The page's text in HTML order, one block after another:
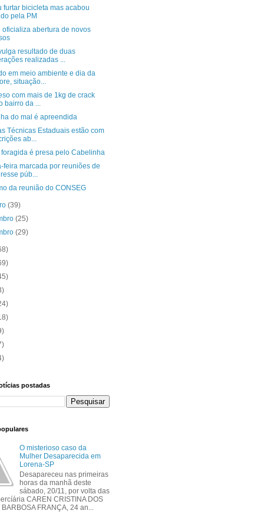
furtar bicicleta mas acabou
pela PM
oficializa abertura de novos
resultado de duas
realizadas ...
em meio ambiente e dia da
situação...
com mais de 1kg de crack
bairro da ...
do mal é apreendida
Técnicas Estaduais estão com
ab...
foragida é presa pelo Cabelinha
feira marcada por reuniões de
púb...
da reunião do CONSEG
(39)
(25)
(29)
postadas
O misterioso caso da
Mulher Desaparecida em
Lorena-SP
Desapareceu nas primeiras
horas da manhã deste
sábado, 20/11, por volta das
CAREN CRISTINA DOS
FRANÇA, 24 an...